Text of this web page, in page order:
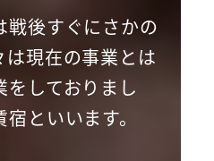
戦後すぐにさかの
は現在の事業とは
しておりまし
といいます。